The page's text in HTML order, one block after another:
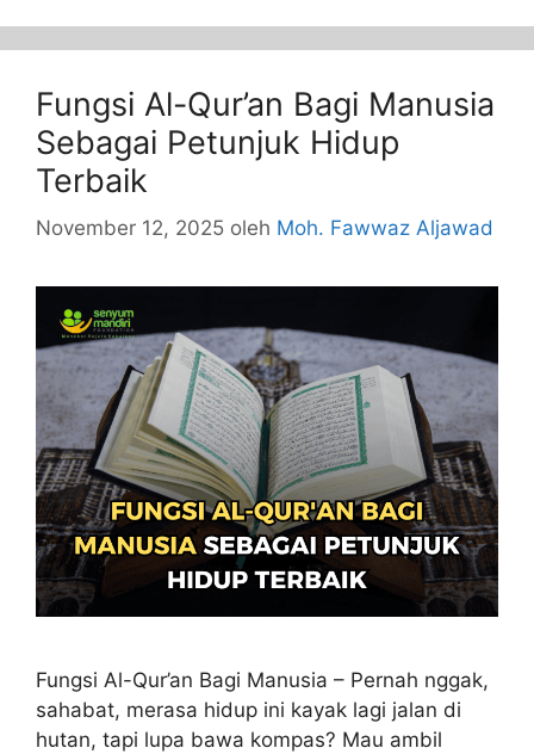
Fungsi Al-Qur’an Bagi Manusia
Sebagai Petunjuk Hidup
Terbaik
November 12, 2025 oleh Moh. Fawwaz Aljawad
Fungsi Al-Qur’an Bagi Manusia – Pernah nggak,
sahabat, merasa hidup ini kayak lagi jalan di
hutan, tapi lupa bawa kompas? Mau ambil